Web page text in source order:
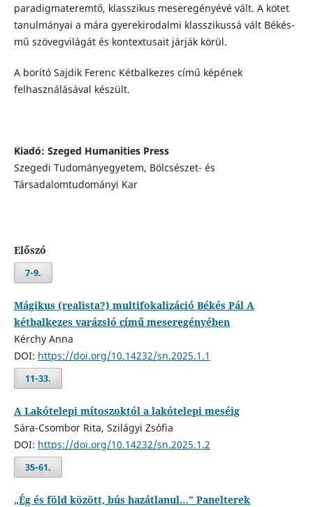
paradigmateremtő, klasszikus meseregényévé vált. A kötet
tanulmányai a mára gyerekirodalmi klasszikussá vált Békés-
mű szövegvilágát és kontextusait járják körül.
A borító Sajdik Ferenc Kétbalkezes című képének
felhasználásával készült.
Kiadó: Szeged Humanities Press
Szegedi Tudományegyetem, Bölcsészet- és
Társadalomtudományi Kar
Előszó
7-9.
Mágikus (realista?) multifokalizáció Békés Pál A
kétbalkezes varázsló című meseregényében
Kérchy Anna
DOI: https://doi.org/10.14232/sn.2025.1.1
11-33.
A Lakótelepi mítoszoktól a lakótelepi meséig
Sára-Csombor Rita, Szilágyi Zsófia
DOI: https://doi.org/10.14232/sn.2025.1.2
35-61.
„Ég és föld között, bús hazátlanul…” Panelterek